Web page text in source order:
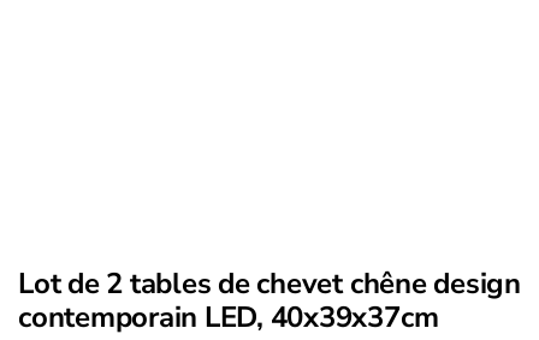
Lot de 2 tables de chevet chêne design
contemporain LED, 40x39x37cm